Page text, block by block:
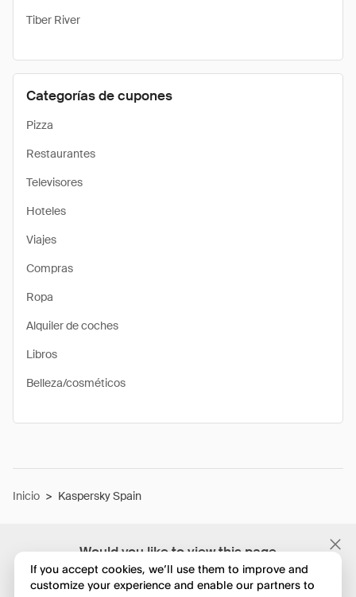
Would you like to view this page
in English?
Tiber River
Categorías de cupones
Pizza
Restaurantes
Televisores
Hoteles
Viajes
Compras
Ropa
Alquiler de coches
Libros
Belleza/cosméticos
Inicio > Kaspersky Spain
If you accept cookies, we’ll use them to improve and
customize your experience and enable our partners to